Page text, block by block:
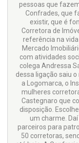
pessoas que
Confrades, que
existir, que é
Corretora de
referência na
Mercado
com atividades
colega Andressa
dessa ligação saiu
a Logomarca, o
mulheres
Castegnaro que
disposição.
um charme.
parceiros para
50 corretoras,